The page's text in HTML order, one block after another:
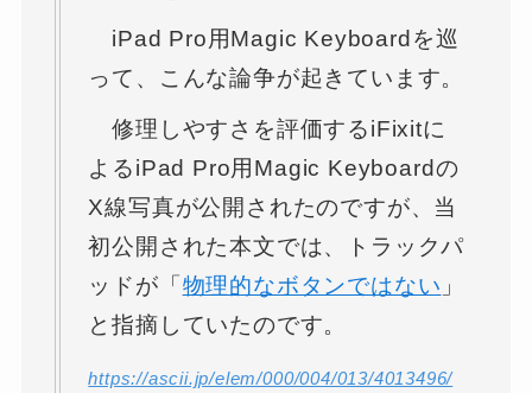
iPad Pro用Magic Keyboardを巡
って、こんな論争が起きています。
修理しやすさを評価するiFixitに
よるiPad Pro用Magic Keyboardの
X線写真が公開されたのですが、当
初公開された本文では、トラックパ
ッドが「物理的なボタンではない 」
と指摘していたのです。
https://ascii.jp/elem/000/004/013/4013496/